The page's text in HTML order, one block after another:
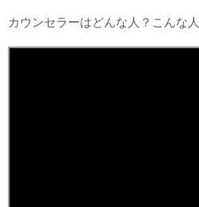
カウンセラーはどんな人？こんな人